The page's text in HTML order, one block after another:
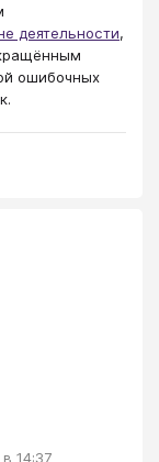
деятельности,
ошибочных
14:37